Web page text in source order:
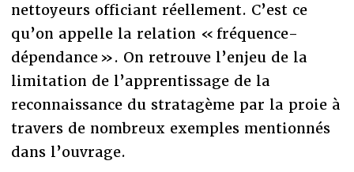
nettoyeurs officiant réellement. C’est ce
qu’on appelle la relation « fréquence-
dépendance ». On retrouve l’enjeu de la
limitation de l’apprentissage de la
reconnaissance du stratagème par la proie à
travers de nombreux exemples mentionnés
dans l’ouvrage.